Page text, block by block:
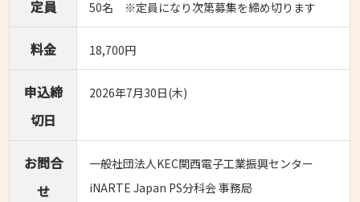
定員 50名 ※定員になり次第募集を締め切ります
料金 18,700円
申込締
切日
2026年7月30日(木)
お問合
せ
一般社団法人KEC関西電子工業振興センター
iNARTE Japan PS分科会 事務局